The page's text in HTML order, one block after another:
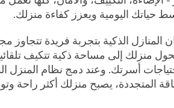
حياتك اليومية ويعزز كفاءة منزلك.
المنازل الذكية بتجربة فريدة تتجاوز
منزلك إلى مساحة ذكية تتكيف
أسرتك. وعند دمج نظام المنزل
المتجددة، يصبح منزلك أكثر راحة